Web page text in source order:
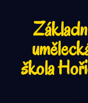
škola